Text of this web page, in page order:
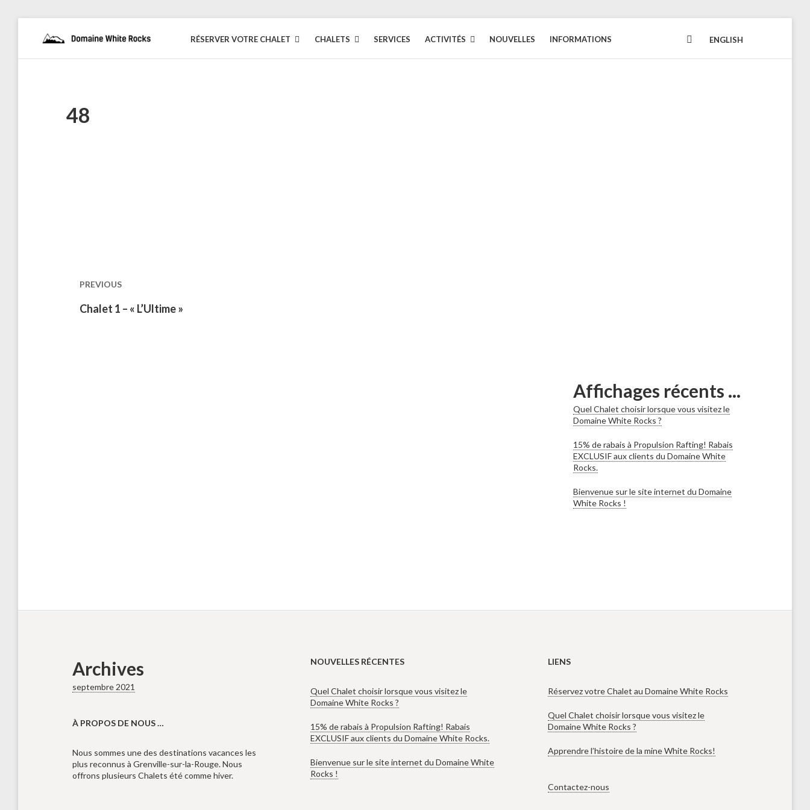
DOMAINE
WHITE
Location
RÉSERVER VOTRE CHALET CHALETS SERVICES ACTIVITÉS NOUVELLES INFORMATIONS FACEBOOK
ENGLISH
48
les
publications
PREVIOUS
Previous
Chalet 1 – « L’Ultime »
Affichages récents ...
Quel Chalet choisir lorsque vous visitez le
Domaine White Rocks ?
15% de rabais à Propulsion Rafting! Rabais
EXCLUSIF aux clients du Domaine White
Rocks.
Bienvenue sur le site internet du Domaine
White Rocks !
Archives
septembre 2021
À PROPOS DE NOUS …
Nous sommes une des destinations vacances les
plus reconnus à Grenville-sur-la-Rouge. Nous
offrons plusieurs Chalets été comme hiver.
NOUVELLES RÉCENTES
Quel Chalet choisir lorsque vous visitez le
Domaine White Rocks ?
15% de rabais à Propulsion Rafting! Rabais
EXCLUSIF aux clients du Domaine White Rocks.
Bienvenue sur le site internet du Domaine White
Rocks !
LIENS
Réservez votre Chalet au Domaine White Rocks
Quel Chalet choisir lorsque vous visitez le
Domaine White Rocks ?
Apprendre l’histoire de la mine White Rocks!
Contactez-nous